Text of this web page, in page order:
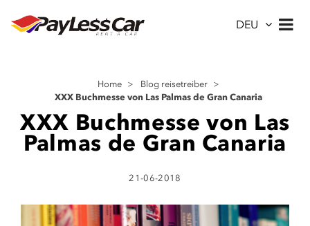
DEU
Home > Blog reisetreiber >
XXX Buchmesse von Las Palmas de Gran Canaria
XXX Buchmesse von Las
Palmas de Gran Canaria
21-06-2018